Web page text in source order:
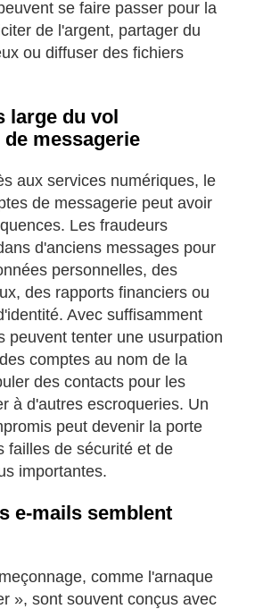
se faire passer pour la
de l'argent, partager du
ou diffuser des fichiers
large du vol
messagerie
aux services numériques, le
de messagerie peut avoir
Les fraudeurs
d'anciens messages pour
personnelles, des
des rapports financiers ou
Avec suffisamment
peuvent tenter une usurpation
comptes au nom de la
des contacts pour les
à d'autres escroqueries. Un
peut devenir la porte
failles de sécurité et de
importantes.
e-mails semblent
comme l'arnaque
», sont souvent conçus avec